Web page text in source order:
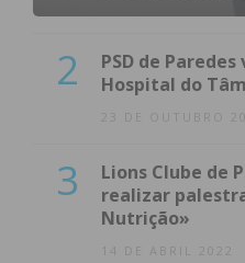
2
PSD de
Hospital do
23 DE OUTUBRO
3
Lions Clube de
realizar
Nutrição»
14 DE ABRIL 2022